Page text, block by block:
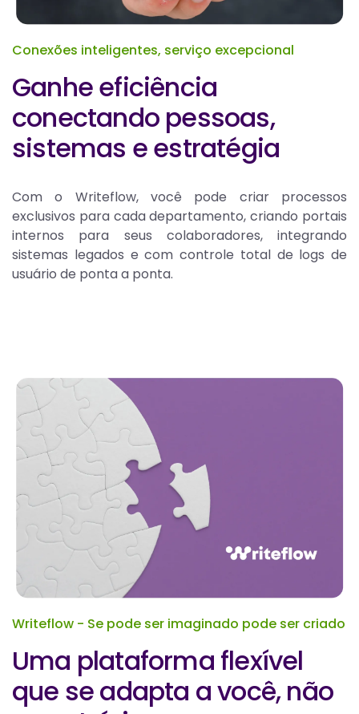
Conexões inteligentes, serviço excepcional
Ganhe eficiência
conectando pessoas,
sistemas e estratégia
Com o Writeflow, você pode criar processos
exclusivos para cada departamento, criando portais
internos para seus colaboradores, integrando
sistemas legados e com controle total de logs de
usuário de ponta a ponta.
Writeflow - Se pode ser imaginado pode ser criado
Uma plataforma flexível
que se adapta a você, não